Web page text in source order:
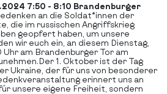
7:50 - 8:10 Brandenburger
an die Soldat*innen der
die im russischen Angriffskrieg
geopfert haben, um unsere
wir euch ein, an diesem Dienstag,
Uhr am Brandenburger Tor am
1. Oktober ist der Tag
Ukraine, der für uns von besonderer
erinnert uns an
unsere eigene Freiheit, sondern